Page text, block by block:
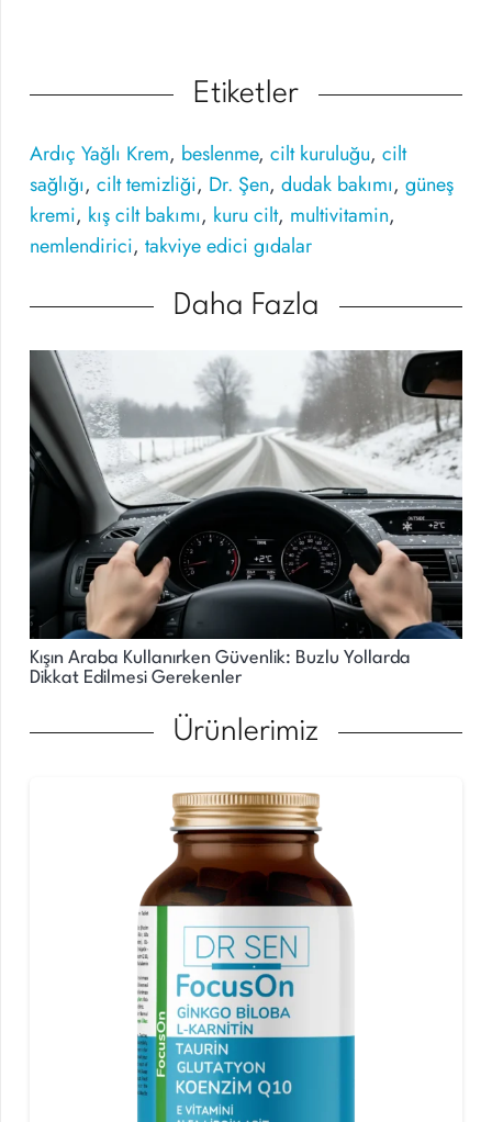
Etiketler
Ardıç Yağlı Krem, beslenme, cilt kuruluğu, cilt
sağlığı, cilt temizliği, Dr. Şen, dudak bakımı, güneş
kremi, kış cilt bakımı, kuru cilt, multivitamin,
nemlendirici, takviye edici gıdalar
Daha Fazla
Kışın Araba Kullanırken Güvenlik: Buzlu Yollarda
Dikkat Edilmesi Gerekenler
Ürünlerimiz